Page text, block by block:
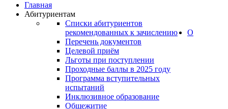
Главная
Абитуриентам
Списки абитуриентов
рекомендованных к зачислению
Перечень документов
Целевой приём
Льготы при поступлении
Проходные баллы в 2025 году
Программа вступительных
испытаний
Инклюзивное образование
Общежитие
О